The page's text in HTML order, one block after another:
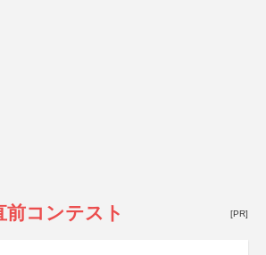
前コンテスト [PR]